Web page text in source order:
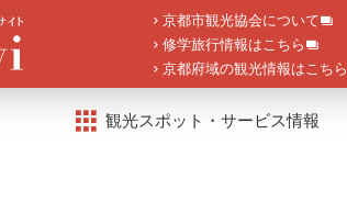
京都市観光協会について
修学旅行情報はこちら
京都府域の観光情報はこちら
観光スポット・サービス情報